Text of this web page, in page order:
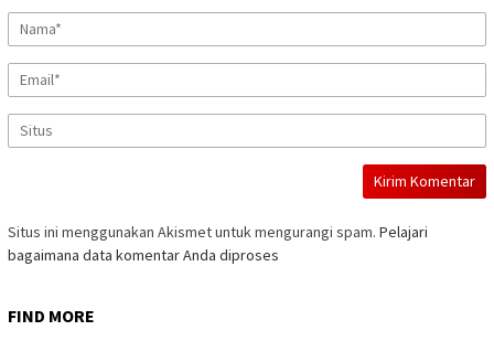
Situs ini menggunakan Akismet untuk mengurangi spam. Pelajari
bagaimana data komentar Anda diproses
FIND MORE